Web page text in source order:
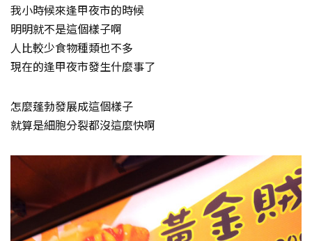
我小時候來逢甲夜市的時候
明明就不是這個樣子啊
人比較少食物種類也不多
現在的逢甲夜市發生什麼事了
怎麼蓬勃發展成這個樣子
就算是細胞分裂都沒這麼快啊